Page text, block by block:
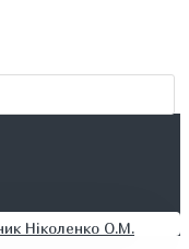
Ніколенко О.М.